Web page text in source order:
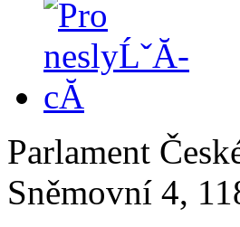
Parlament
Sněmovní 4,